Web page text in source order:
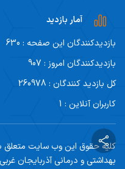
آمار بازدید
بازدیدکنندگان این صفحه : 630
بازدیدکنندگان امروز : 907
کل بازدید کنندگان : 260978
کاربران آنلاین : 1
کلیه حقوق این وب سایت متعلق
بهداشتی و درمانی آذربایجان